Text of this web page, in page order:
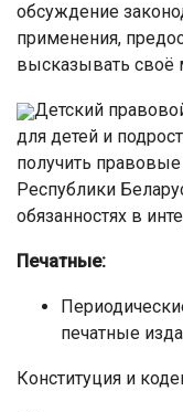
обсуждение
применения,
высказывать своё
Детский
для детей и
получить правовые
Республики
обязанностях в
Печатные:
печатные
Конституция и